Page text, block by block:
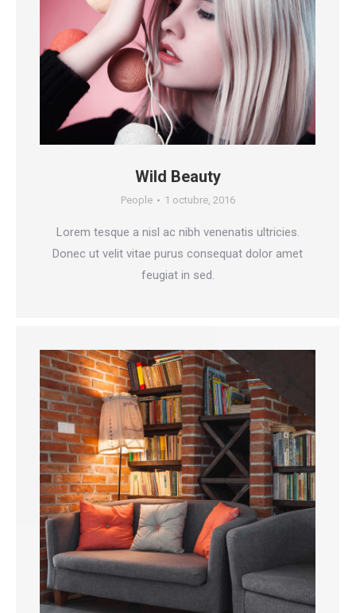
Wild Beauty
People 1 octubre, 2016
Lorem tesque a nisl ac nibh venenatis ultricies.
Donec ut velit vitae purus consequat dolor amet
feugiat in sed.